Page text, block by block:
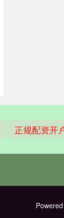
正规配资开